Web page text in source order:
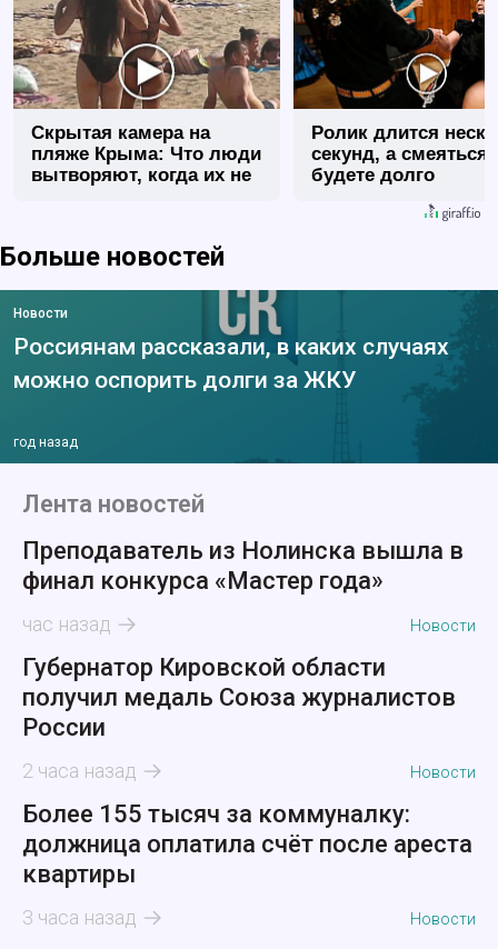
Скрытая камера на
пляже Крыма: Что люди
вытворяют, когда их не
Ролик длится
секунд, а смеяться
будете долго
Больше новостей
Новости
Россиянам рассказали, в каких случаях
можно оспорить долги за ЖКУ
год назад
Лента новостей
Преподаватель из Нолинска вышла в
финал конкурса «Мастер года»
час назад Новости
Губернатор Кировской области
получил медаль Союза журналистов
России
2 часа назад Новости
Более 155 тысяч за коммуналку:
должница оплатила счёт после ареста
квартиры
3 часа назад Новости